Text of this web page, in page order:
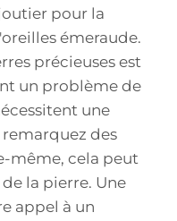
pour la
émeraude.
précieuses est
un problème de
une
remarquez des
même, cela peut
la pierre. Une
appel à un